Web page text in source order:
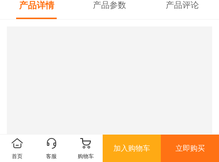
产品详情 产品参数 产品评论
首页 客服 购物车
加入购物车 立即购买